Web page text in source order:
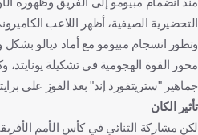
التحضيرية الصيفية، أظهر اللاعب
وتطور انسجام مبيومو مع أماد ديالو
محور القوة الهجومية في تشكيلة يونايتد،
جماهير "ستريتفورد إند" بعد الفوز على
تأثير الكان
لكن مشاركة الثنائي في كأس الأمم